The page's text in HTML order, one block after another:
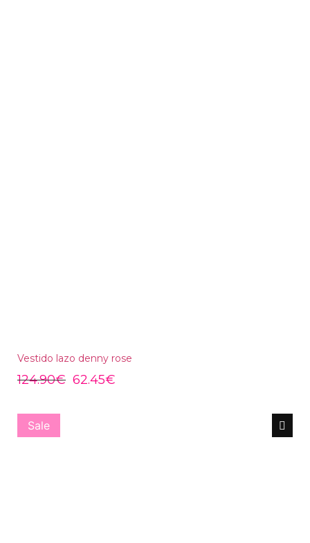
Vestido lazo denny rose
124.90€ 62.45€
Sale